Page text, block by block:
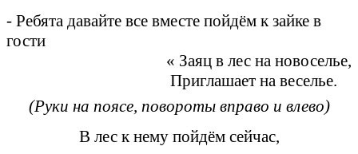
- Ребята давайте все вместе пойдём к зайке в
гости
« Заяц в лес на новоселье,
Приглашает на веселье.
(Руки на поясе, повороты вправо и влево)
В лес к нему пойдём сейчас,